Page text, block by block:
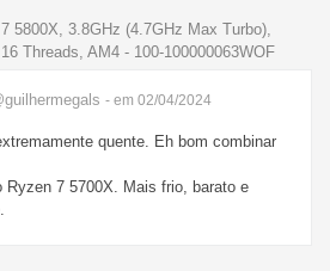
5800X, 3.8GHz (4.7GHz Max Turbo),
Threads, AM4 - 100-100000063WOF
- em 02/04/2024
quente. Eh bom combinar
Ryzen 7 5700X. Mais frio, barato e